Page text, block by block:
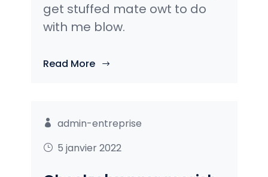
get stuffed mate owt to do
with me blow.
Read More
admin-entreprise
5 janvier 2022